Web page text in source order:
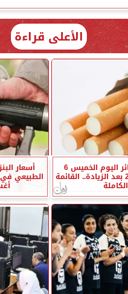
الأعلى قراءة
أسعار السجائر اليوم الخميس 6
أغسطس 2026 بعد الزيادة.. القائمة
الكاملة
أسعار